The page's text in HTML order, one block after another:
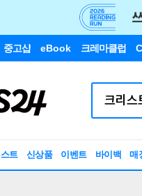
중고샵 eBook 크레마클럽
트 신상품 이벤트 바이백 매